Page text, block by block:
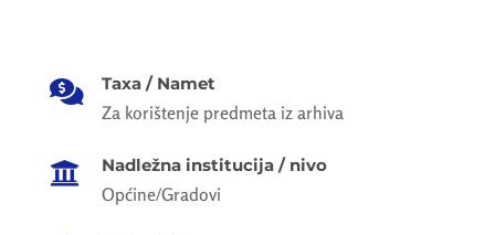
 Taxa / Namet
Za korištenje predmeta iz arhiva
 Nadležna institucija / nivo
Općine/Gradovi